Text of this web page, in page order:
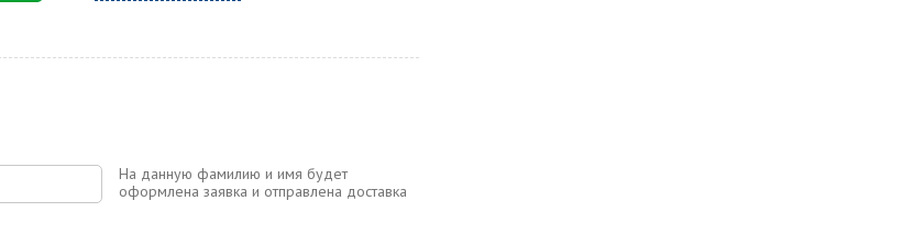
На данную фамилию и имя будет
оформлена заявка и отправлена доставка